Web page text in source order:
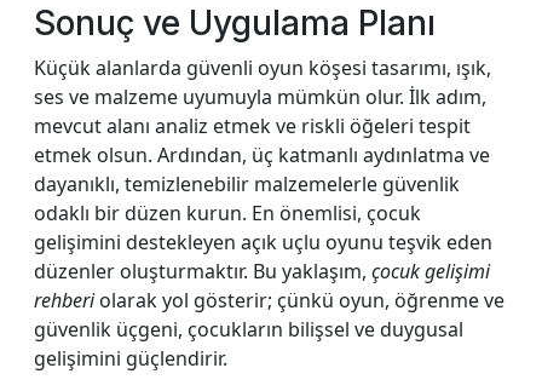
Sonuç ve Uygulama Planı
Küçük alanlarda güvenli oyun köşesi tasarımı, ışık,
ses ve malzeme uyumuyla mümkün olur. İlk adım,
mevcut alanı analiz etmek ve riskli öğeleri tespit
etmek olsun. Ardından, üç katmanlı aydınlatma ve
dayanıklı, temizlenebilir malzemelerle güvenlik
odaklı bir düzen kurun. En önemlisi, çocuk
gelişimini destekleyen açık uçlu oyunu teşvik eden
düzenler oluşturmaktır. Bu yaklaşım, çocuk gelişimi
rehberiolarak yol gösterir; çünkü oyun, öğrenme ve
güvenlik üçgeni, çocukların bilişsel ve duygusal
gelişimini güçlendirir.